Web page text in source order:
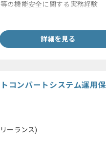
の機能安全に関する実務経験
詳細を見る
コンバートシステム運用
ーランス)